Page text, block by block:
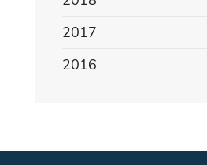
2017
2016